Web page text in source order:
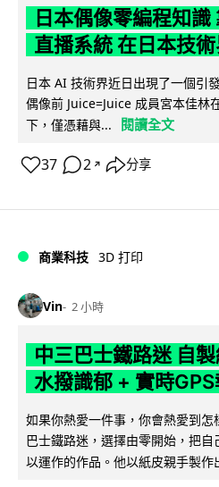
日本偶像零編程知識
直播系統 在日本技
日本 AI 技術界近日出現了一個引
偶像前 Juice=Juice 成員宮本佳林
下，僅憑藉與...
閱讀全文
37 2 ↗ 分享
商業科技 3D 打印
Vin 2 小時
中三巴士鐵路迷 自
水撥識郁 + 實時
如果你熱愛一件事，你會熱愛到
巴士鐵路迷，選擇由零開始，把
以運作的作品。他以紙皮親手製作